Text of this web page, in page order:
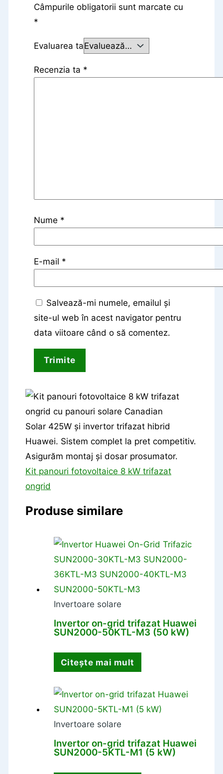
Câmpurile obligatorii sunt marcate cu
*
Evaluarea ta
Recenzia ta *
Nume *
E-mail *
Salvează-mi numele, emailul și
site-ul web în acest navigator pentru
data viitoare când o să comentez.
Kit panouri fotovoltaice 8 kW trifazat
ongrid
Produse similare
Invertoare solare
Invertor on-grid trifazat Huawei
SUN2000-50KTL-M3 (50 kW)
Citește mai mult
Invertoare solare
Invertor on-grid trifazat Huawei
SUN2000-5KTL-M1 (5 kW)